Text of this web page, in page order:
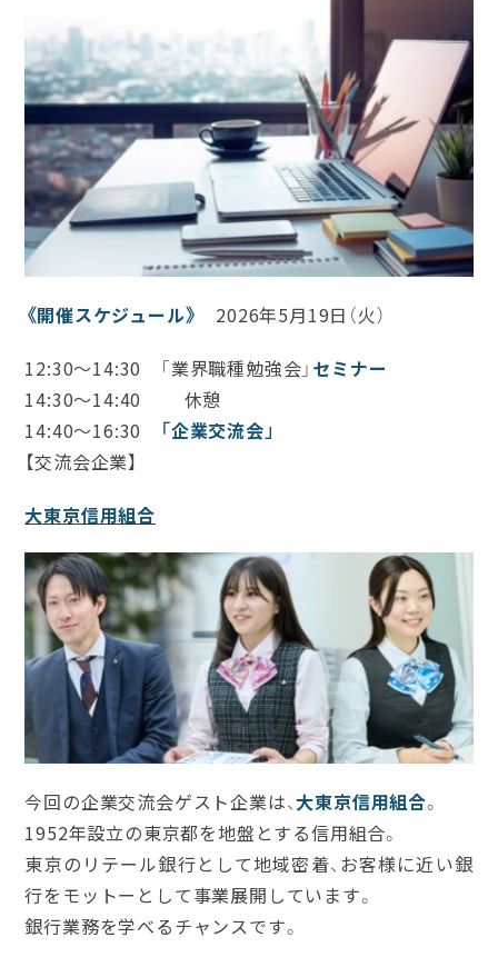
《開催スケジュール》
2026年5月19日（火）
12:30～14:30 「業界職種勉強会」 セミナー
14:30～14:40 休憩
14:40～16:30
「企業交流会」
【交流会企業】
大東京信用組合
今回の企業交流会ゲスト企業は、大東京信用組合。
1952年設立の東京都を地盤とする信用組合。
東京のリテール銀行として地域密着、お客様に近い銀
行をモットーとして事業展開しています。
銀行業務を学べるチャンスです。